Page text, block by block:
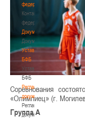
федерации
Контакты
федерации
Документы
Документы
Устав
БФБ
Устав
БФБ
Регламентирующие
документы
Регламентирующие
документы
Соревнования
«Олимпиец» (г.
Группа А